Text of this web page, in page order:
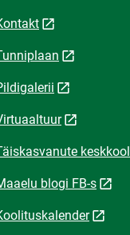
keskkool
blogi FB-s